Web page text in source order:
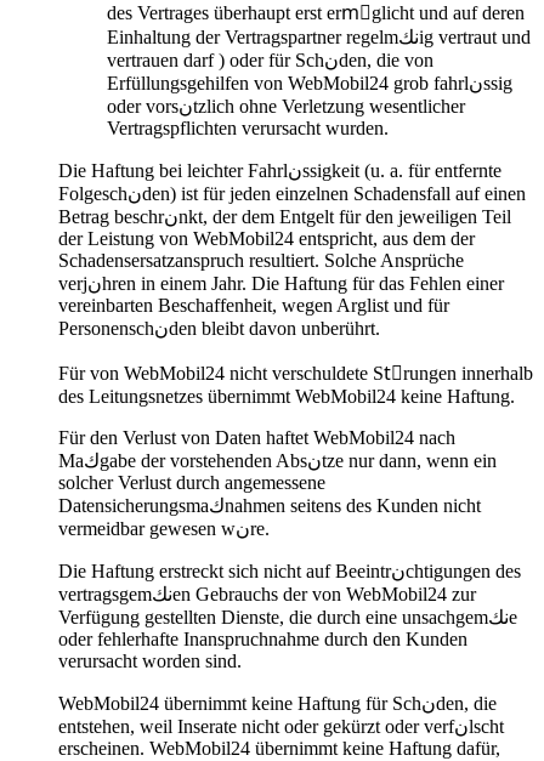
des Vertrages überhaupt erst ermِglicht und auf deren
Einhaltung der Vertragspartner regelmنكig vertraut und
vertrauen darf ) oder für Schنden, die von
Erfüllungsgehilfen von WebMobil24 grob fahrlنssig
oder vorsنtzlich ohne Verletzung wesentlicher
Vertragspflichten verursacht wurden.
Die Haftung bei leichter Fahrlنssigkeit (u. a. für entfernte
Folgeschنden) ist für jeden einzelnen Schadensfall auf einen
Betrag beschrنnkt, der dem Entgelt für den jeweiligen Teil
der Leistung von WebMobil24 entspricht, aus dem der
Schadensersatzanspruch resultiert. Solche Ansprüche
verjنhren in einem Jahr. Die Haftung für das Fehlen einer
vereinbarten Beschaffenheit, wegen Arglist und für
Personenschنden bleibt davon unberührt.
Für von WebMobil24 nicht verschuldete Stِrungen innerhalb
des Leitungsnetzes übernimmt WebMobil24 keine Haftung.
Für den Verlust von Daten haftet WebMobil24 nach
Maكgabe der vorstehenden Absنtze nur dann, wenn ein
solcher Verlust durch angemessene
Datensicherungsmaكnahmen seitens des Kunden nicht
vermeidbar gewesen wنre.
Die Haftung erstreckt sich nicht auf Beeintrنchtigungen des
vertragsgemنكen Gebrauchs der von WebMobil24 zur
Verfügung gestellten Dienste, die durch eine unsachgemنكe
oder fehlerhafte Inanspruchnahme durch den Kunden
verursacht worden sind.
WebMobil24 übernimmt keine Haftung für Schنden, die
entstehen, weil Inserate nicht oder gekürzt oder verfنlscht
erscheinen. WebMobil24 übernimmt keine Haftung dafür,